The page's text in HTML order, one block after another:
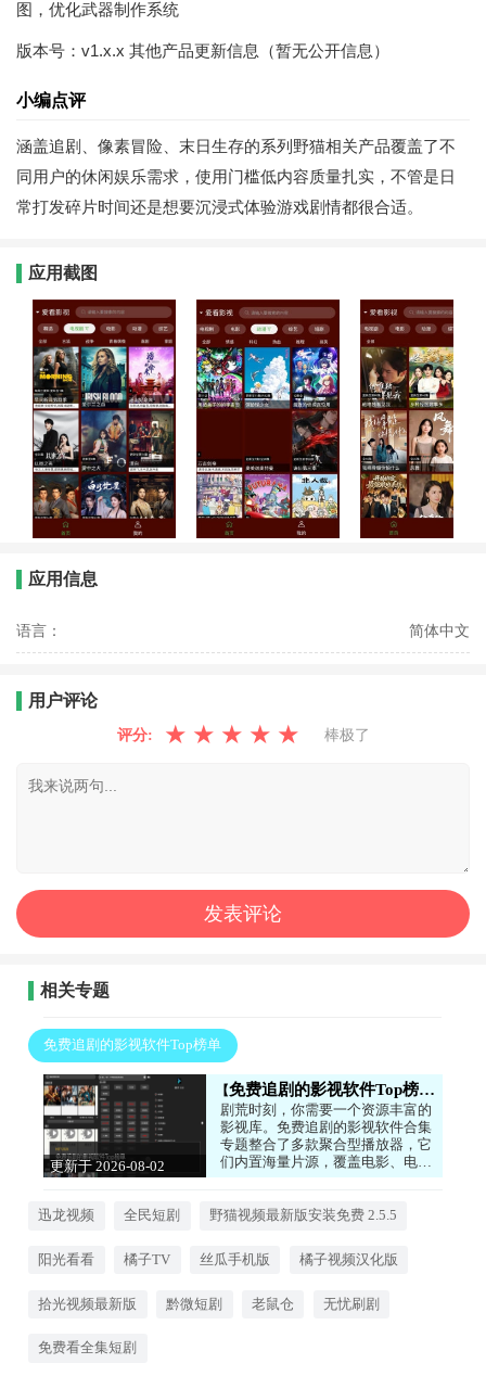
图，优化武器制作系统
版本号：v1.x.x 其他产品更新信息（暂无公开信息）
小编点评
涵盖追剧、像素冒险、末日生存的系列野猫相关产品覆盖了不
同用户的休闲娱乐需求，使用门槛低内容质量扎实，不管是日
常打发碎片时间还是想要沉浸式体验游戏剧情都很合适。
应用截图
应用信息
语言： 简体中文
用户评论
评分: ★ ★ ★ ★ ★ 棒极了
相关专题
免费追剧的影视软件Top榜单
更新于 2026-08-02
免费追剧的影视软件Top榜单
剧荒时刻，你需要一个资源丰富的
影视库。免费追剧的影视软件合集
专题整合了多款聚合型播放器，它
们内置海量片源，覆盖电影、电视
剧、综艺，支持高清画质和极速更
验，是宅家娱乐的好帮手。心动的
迅龙视频 全民短剧 野猫视频最新版安装免费 2.5.5
阳光看看 橘子TV 丝瓜手机版 橘子视频汉化版
拾光视频最新版 黔微短剧 老鼠仓 无忧刷剧
免费看全集短剧